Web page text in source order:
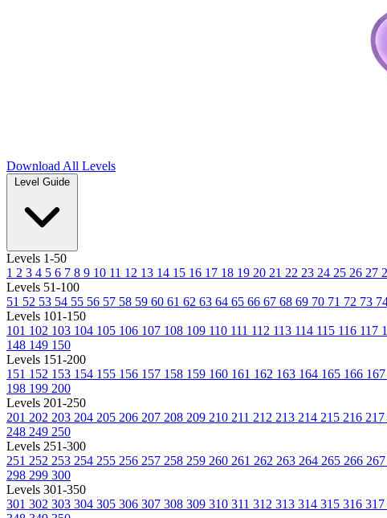
Download All Levels
Level Guide
Levels 1-50
1 2 3 4 5 6 7 8 9 10 11 12 13 14 15 16 17 18 19 20 21 22 23 24 25 26 27
Levels 51-100
51 52 53 54 55 56 57 58 59 60 61 62 63 64 65 66 67 68 69 70 71 72 73
Levels 101-150
101 102 103 104 105 106 107 108 109 110 111 112 113 114 115 116 117
148 149 150
Levels 151-200
151 152 153 154 155 156 157 158 159 160 161 162 163 164 165 166 167
198 199 200
Levels 201-250
201 202 203 204 205 206 207 208 209 210 211 212 213 214 215 216 217
248 249 250
Levels 251-300
251 252 253 254 255 256 257 258 259 260 261 262 263 264 265 266 267
298 299 300
Levels 301-350
301 302 303 304 305 306 307 308 309 310 311 312 313 314 315 316 317